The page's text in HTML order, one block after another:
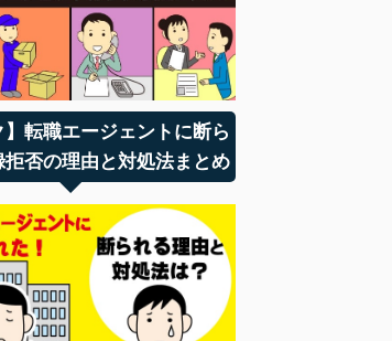
】転職エージェントに断ら
否の理由と対処法まとめ